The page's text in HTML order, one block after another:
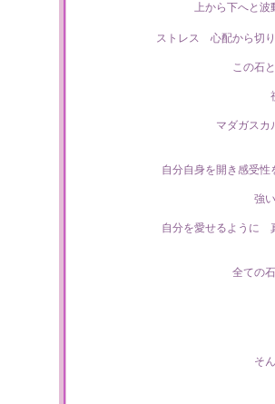
上から下へと
ストレス 心配から切
この石
マダガス
自分自身を開き感受
強
自分を愛せるように
全ての
そ